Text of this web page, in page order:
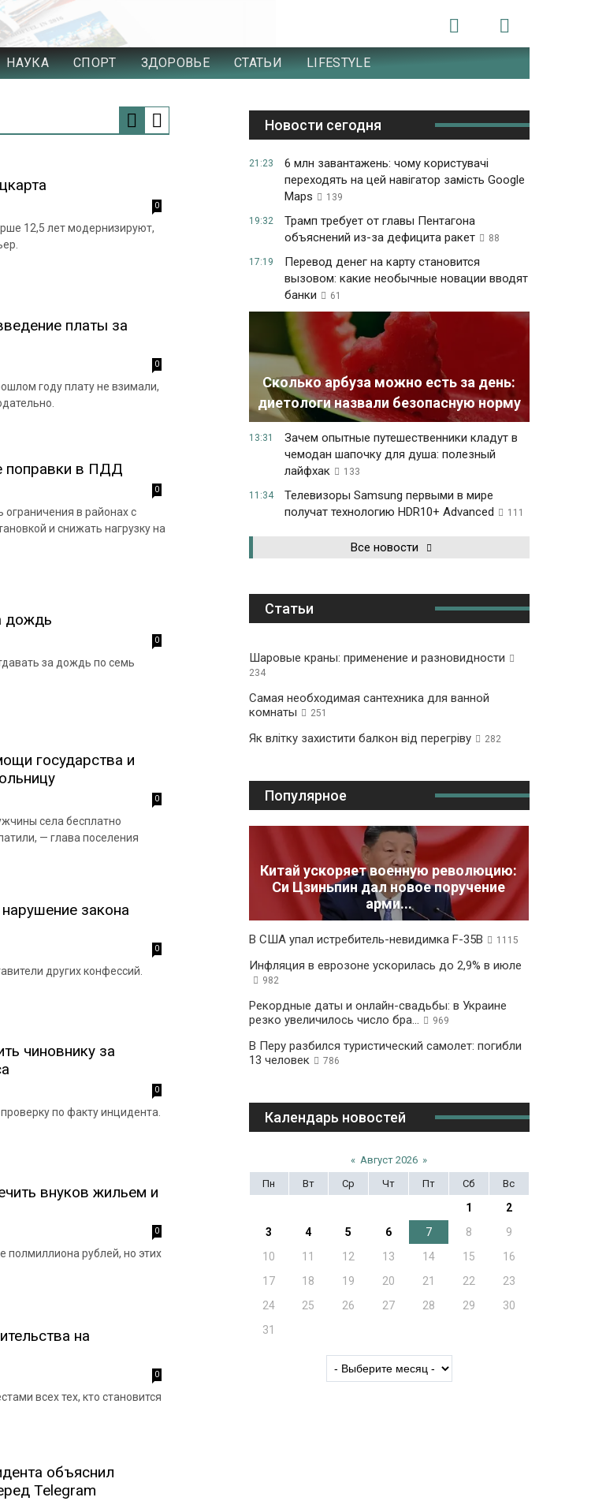
НАУКА СПОРТ ЗДОРОВЬЕ СТАТЬИ LIFESTYLE
0
12,5 лет модернизируют,
платы за
0
году плату не взимали,
поправки в ПДД
0
ограничения в районах с
и снижать нагрузку на
дождь
0
за дождь по семь
государства и
0
села бесплатно
— глава поселения
закона
0
других конфессий.
чиновнику за
0
по факту инцидента.
внуков жильем и
0
полмиллиона рублей, но этих
на
0
всех тех, кто становится
объяснил
Telegram
Новости сегодня
21:23
6 млн завантажень: чому користувачі
переходять на цей навігатор замість Google
Maps
139
19:32
Трамп требует от главы Пентагона
объяснений из-за дефицита ракет
88
17:19
Перевод денег на карту становится
вызовом: какие необычные новации вводят
банки
61
Сколько арбуза можно есть за день:
диетологи назвали безопасную норму
13:31
Зачем опытные путешественники кладут в
чемодан шапочку для душа: полезный
лайфхак
133
11:34
Телевизоры Samsung первыми в мире
получат технологию HDR10+ Advanced
111
Все новости
Статьи
Шаровые краны: применение и разновидности
234
Самая необходимая сантехника для ванной
комнаты
251
Як влітку захистити балкон від перегріву 282
Популярное
Китай ускоряет военную революцию:
Си Цзиньпин дал новое поручение
арми...
В США упал истребитель-невидимка F-35B 1115
Инфляция в еврозоне ускорилась до 2,9% в июле
982
Рекордные даты и онлайн-свадьбы: в Украине
резко увеличилось число бра...
969
В Перу разбился туристический самолет: погибли
13 человек
786
Календарь новостей
« Август 2026 »
Пн
Вт Ср Чт Пт Сб Вс
1
2
3
4 5 6 7 8
9
10
11 12 13 14 15
16
17
18 19 20 21 22
23
24
25 26 27 28 29
30
31